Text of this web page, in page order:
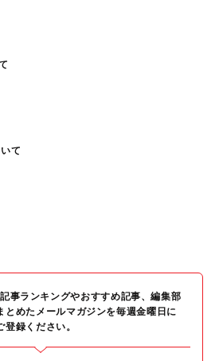
て
事ランキングやおすすめ記事、編集部
とめたメールマガジンを毎週金曜日に
録ください。